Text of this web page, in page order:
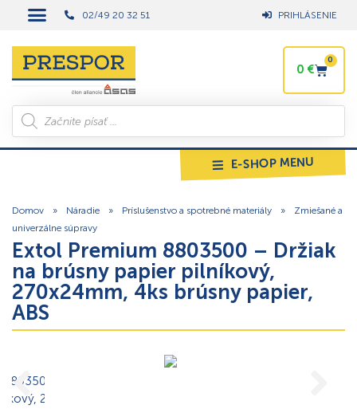
02/49 20 32 51 PRIHLÁSENIE
0 €
0
E-SHOP MENU
Domov » Náradie » Príslušenstvo a spotrebné materiály »
Zmiešané a
univerzálne súpravy
Extol Premium 8803500 – Držiak
na brúsny papier pilníkový,
270x24mm, 4ks brúsny papier,
ABS